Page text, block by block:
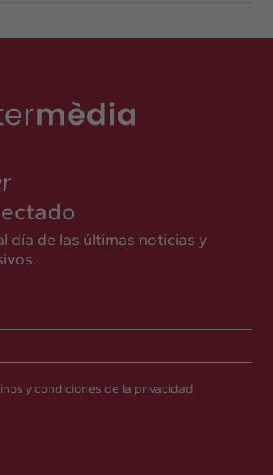
día de las últimas noticias y
y condiciones de la privacidad